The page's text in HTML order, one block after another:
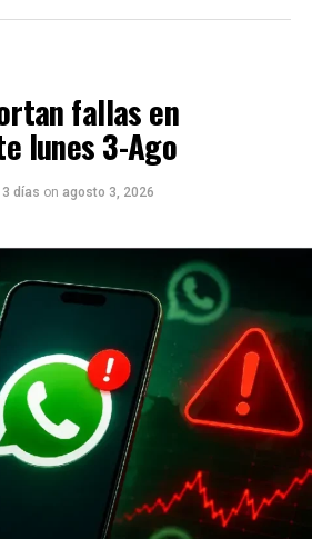
fallas en
lunes 3-Ago
3 días on agosto 3, 2026